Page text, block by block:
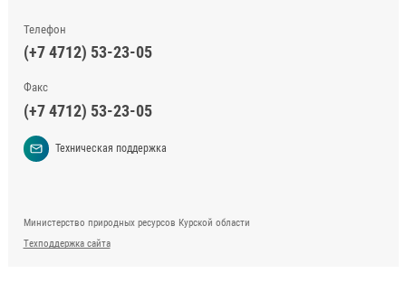
Телефон
(+7 4712) 53-23-05
Факс
(+7 4712) 53-23-05
Техническая поддержка
Министерство природных ресурсов Курской области
Техподдержка сайта